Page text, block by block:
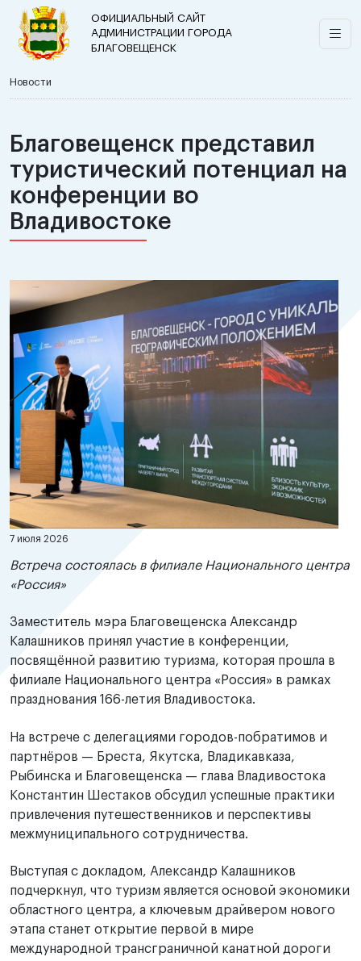
ОФИЦИАЛЬНЫЙ САЙТ
АДМИНИСТРАЦИИ ГОРОДА
БЛАГОВЕЩЕНСК
Новости
Благовещенск представил
туристический потенциал на
конференции во
Владивостоке
7 июля 2026
Встреча состоялась в филиале Национального центра
«Россия»
Заместитель мэра Благовещенска Александр
Калашников принял участие в конференции,
посвящённой развитию туризма, которая прошла в
филиале Национального центра «Россия» в рамках
празднования 166-летия Владивостока.
На встрече с делегациями городов-побратимов и
партнёров — Бреста, Якутска, Владикавказа,
Рыбинска и Благовещенска — глава Владивостока
Константин Шестаков обсудил успешные практики
привлечения путешественников и перспективы
межмуниципального сотрудничества.
Выступая с докладом, Александр Калашников
подчеркнул, что туризм является основой экономики
областного центра, а ключевым драйвером нового
этапа станет открытие первой в мире
международной трансграничной канатной дороги